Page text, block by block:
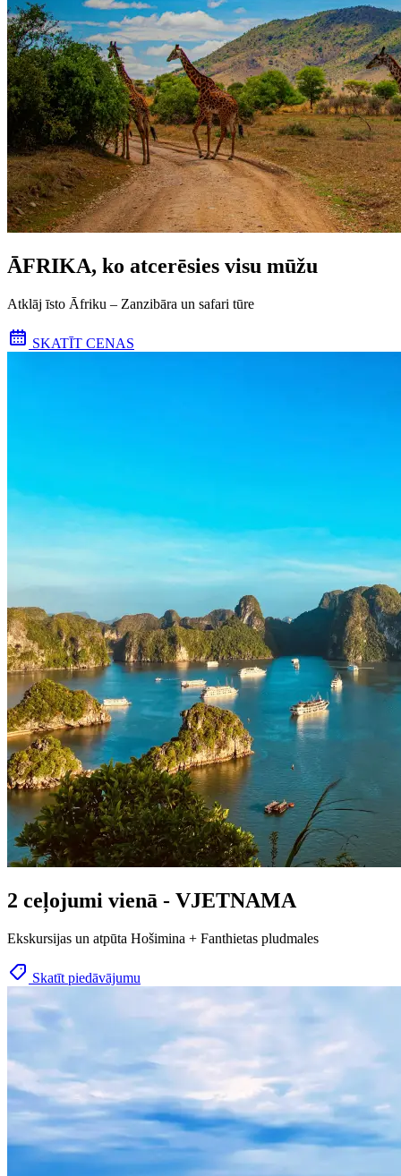
ĀFRIKA, ko atcerēsies visu mūžu
Atklāj īsto Āfriku – Zanzibāra un safari tūre
SKATĪT CENAS
2 ceļojumi vienā - VJETNAMA
Ekskursijas un atpūta Hošimina + Fanthietas pludmales
Skatīt piedāvājumu